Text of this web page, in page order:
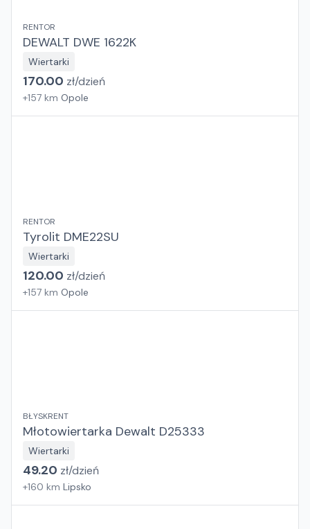
RENTOR
DEWALT DWE 1622K
Wiertarki
170.00 zł/dzień
+157 km Opole
RENTOR
Tyrolit DME22SU
Wiertarki
120.00 zł/dzień
+157 km Opole
BŁYSKRENT
Młotowiertarka Dewalt D25333
Wiertarki
49.20 zł/dzień
+160 km Lipsko